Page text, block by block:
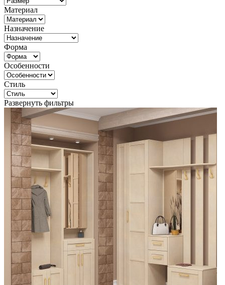
Материал
Назначение
Форма
Особенности
Стиль
Развернуть фильтры